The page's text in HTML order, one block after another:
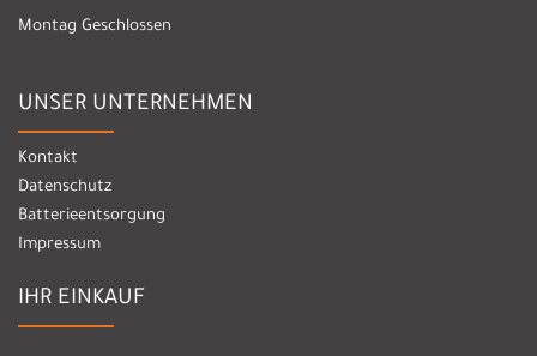
Montag Geschlossen
UNSER UNTERNEHMEN
Kontakt
Datenschutz
Batterieentsorgung
Impressum
IHR EINKAUF